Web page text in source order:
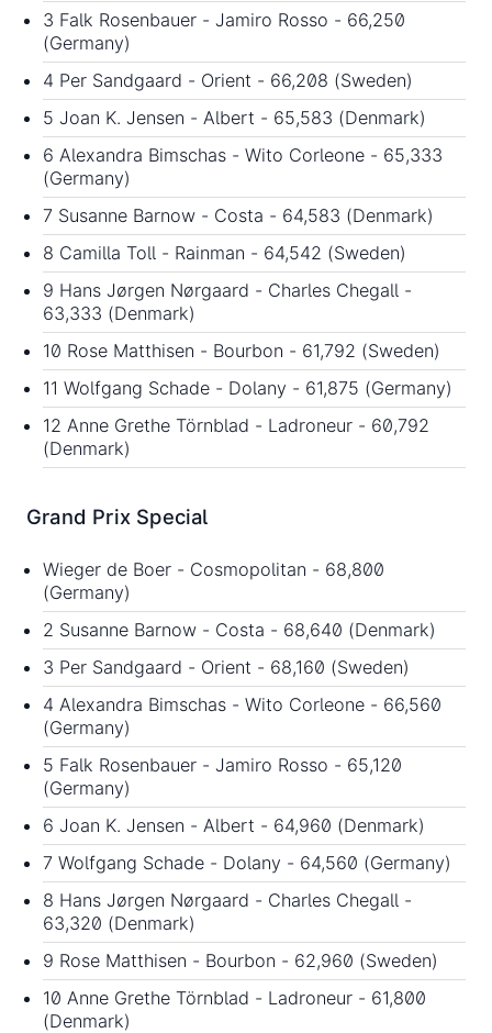
3 Falk Rosenbauer - Jamiro Rosso - 66,250
(Germany)
4 Per Sandgaard - Orient - 66,208 (Sweden)
5 Joan K. Jensen - Albert - 65,583 (Denmark)
6 Alexandra Bimschas - Wito Corleone - 65,333
(Germany)
7 Susanne Barnow - Costa - 64,583 (Denmark)
8 Camilla Toll - Rainman - 64,542 (Sweden)
9 Hans Jørgen Nørgaard - Charles Chegall -
63,333 (Denmark)
10 Rose Matthisen - Bourbon - 61,792 (Sweden)
11 Wolfgang Schade - Dolany - 61,875 (Germany)
12 Anne Grethe Törnblad - Ladroneur - 60,792
(Denmark)
Grand Prix Special
Wieger de Boer - Cosmopolitan - 68,800
(Germany)
2 Susanne Barnow - Costa - 68,640 (Denmark)
3 Per Sandgaard - Orient - 68,160 (Sweden)
4 Alexandra Bimschas - Wito Corleone - 66,560
(Germany)
5 Falk Rosenbauer - Jamiro Rosso - 65,120
(Germany)
6 Joan K. Jensen - Albert - 64,960 (Denmark)
7 Wolfgang Schade - Dolany - 64,560 (Germany)
8 Hans Jørgen Nørgaard - Charles Chegall -
63,320 (Denmark)
9 Rose Matthisen - Bourbon - 62,960 (Sweden)
10 Anne Grethe Törnblad - Ladroneur - 61,800
(Denmark)